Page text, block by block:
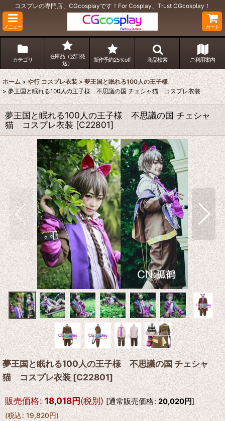
コスプレの専門店、CGcosplayです！For Cosplay、Trust CGcosplay！
メニュー カート
カテゴリ
在庫品（翌日発
送）
新作予約25％off 商品検索 ご利用案内
ホーム > や行 コスプレ衣装 > 夢王国と眠れる100人の王子様
> 夢王国と眠れる100人の王子様 不思議の国 チェシャ猫 コスプレ衣装
夢王国と眠れる100人の王子様 不思議の国 チェシャ
猫 コスプレ衣装 [C22801]
夢王国と眠れる100人の王子様 不思議の国 チェシャ
猫 コスプレ衣装[C22801]
販売価格: 18,018円(税別) [通常販売価格: 20,020円]
(税込: 19,820円)